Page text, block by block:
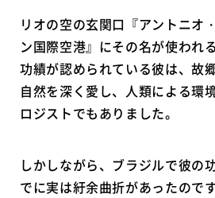
リオの空の玄関口『アントニオ
ン国際空港』にその名が使われ
功績が認められている彼は、故
自然を深く愛し、人類による環
ロジストでもありました。
しかしながら、ブラジルで彼の
でに実は紆余曲折があったのです